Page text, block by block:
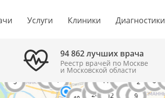
Услуги Клиники Диагностики
94 862 лучших врача
Реестр врачей по Москве
и Московской области